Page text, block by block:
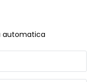
automatica